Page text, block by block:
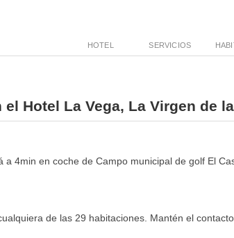
HOTEL SERVICIOS
Hotel La Vega, La Virgen de
a 4min en coche de Campo municipal de golf El
de las 29 habitaciones. Mantén el